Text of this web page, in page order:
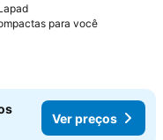
para vocêVer
Ver preços